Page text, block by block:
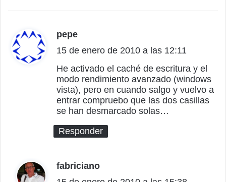
pepe
i
c
e
:
15 de enero de 2010 a las 12:11
He activado el caché de escritura y el
modo rendimiento avanzado (windows
vista), pero en cuando salgo y vuelvo a
entrar compruebo que las dos casillas
se han desmarcado solas…
Responder
fabriciano